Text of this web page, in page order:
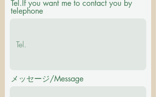
Tel.If you want me to contact you by
telephone
メッセージ/Message